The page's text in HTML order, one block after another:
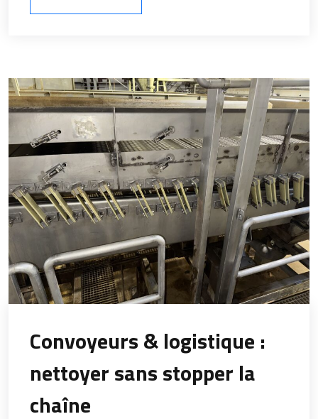
Convoyeurs & logistique :
nettoyer sans stopper la
chaîne